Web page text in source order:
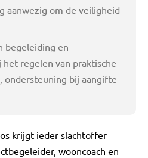
aanwezig om de veiligheid
begeleiding en
regelen van praktische
ondersteuning bij aangifte
krijgt ieder slachtoffer
wooncoach en